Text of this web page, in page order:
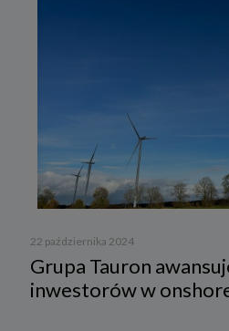
22 października 2024
Grupa Tauron
inwestorów w